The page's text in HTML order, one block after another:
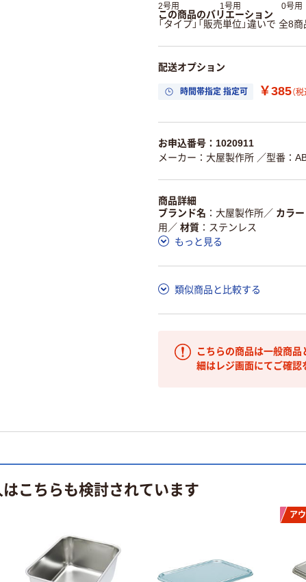
2号用 1号用 0号用
この商品のバリエーション
「タイプ」「販売単位」違いで 全8
配送オプション
時間帯指定 指定可 ￥385（税
お申込番号：1020911
メーカー：大屋製作所 ／型番：
商品詳細
ブランド名
大屋製作所／ カラー
用 ／ 材質
ステンレス
もっと見る
類似商品と比較する
こちらの商品は一般商
細はレジ画面にてご確認
こちらも検討されています
ア